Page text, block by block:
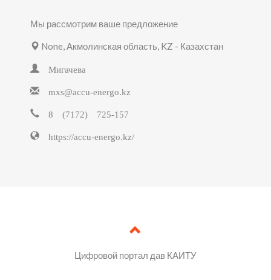
Мы рассмотрим ваше предложение
None, Акмолинская область, KZ - Казахстан
Мигачева
mxs@accu-energo.kz
8 (7172) 725-157
https://accu-energo.kz/
Цифровой портал дав КАИТУ